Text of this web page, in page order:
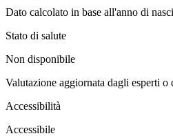
Dato calcolato in base all'anno di
Stato di salute
Non disponibile
Valutazione aggiornata dagli esperti o
Accessibilità
Accessibile